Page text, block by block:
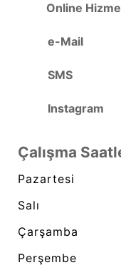
Online
e-Mail
SMS
Instagram
Çalışma
Pazartesi
Salı
Çarşamba
Perşembe